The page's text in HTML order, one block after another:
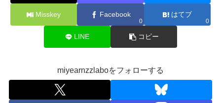
Misskey Facebook
0
はてブ
0
LINE コピー
miyearnzzlaboをフォローする